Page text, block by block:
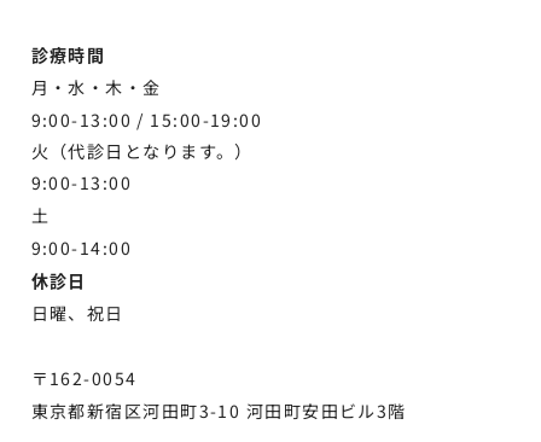
診療時間
月・水・木・金
9:00-13:00 / 15:00-19:00
火（代診日となります。）
9:00-13:00
土
9:00-14:00
休診日
日曜、祝日
〒162-0054
東京都新宿区河田町3-10 河田町安田ビル3階